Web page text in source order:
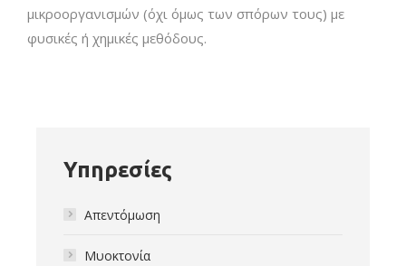
μικροοργανισμών (όχι όμως των σπόρων τους) με
φυσικές ή χημικές μεθόδους.
Υπηρεσίες
Απεντόμωση
Μυοκτονία